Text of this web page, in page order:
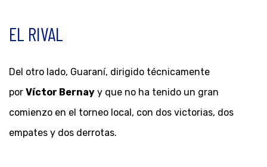
EL RIVAL
Del otro lado, Guaraní, dirigido técnicamente
por Víctor Bernay y que no ha tenido un gran
comienzo en el torneo local, con dos victorias, dos
empates y dos derrotas.